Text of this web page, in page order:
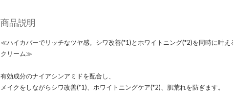
商品説明
≪ハイカバーでリッチなツヤ感。シワ改善(*1)とホワイトニング(*2)を同時に叶え
クリーム≫
有効成分のナイアシンアミドを配合し、
メイクをしながらシワ改善(*1)、ホワイトニングケア(*2)、肌荒れを防ぎます。